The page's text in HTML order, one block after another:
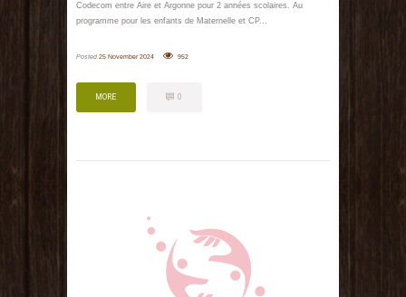
Codecom entre Aire et Argonne pour 2 années scolaires. Au
programme pour les enfants de Maternelle et CP...
Posted 25 November 2024 952
MORE 0